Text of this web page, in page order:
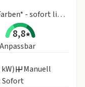
Select + Funktionspaket 🚗 versch. Farben* - sofort lieferbar ❗
8,8
Anpassbar
Manuell
Sofort